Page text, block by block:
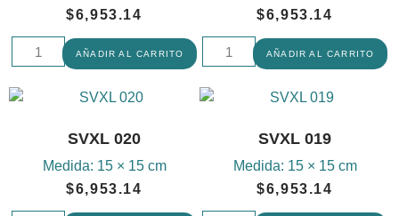
$6,953.14
AÑADIR AL CARRITO
$6,953.14
AÑADIR AL CARRITO
SVXL 020
Medida: 15 × 15 cm
$6,953.14
SVXL 019
Medida: 15 × 15 cm
$6,953.14